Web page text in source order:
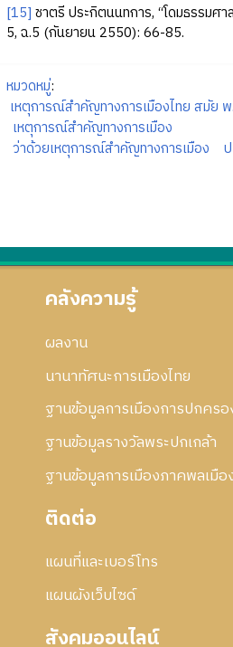
[15] ชาตรี ประกิตนนทการ, “โดมธรรมศา
5, ฉ.5 (กันยายน 2550): 66-85.
หมวดหมู่:
เหตุการณ์สำคัญทางการเมืองไทย สมัย
เหตุการณ์สำคัญทางการเมือง
ว่าด้วยเหตุการณ์สำคัญทางการเมือง
คลังความรู้
ผลงาน
นานาทัศนะการเมืองไทย
ฐานข้อมูลการเมืองการปกครอ
ฐานข้อมูลรางวัลพระปกเกล้า
ฐานข้อมูลการเมืองภาคพลเมือ
ติดต่อ
แผนที่และเบอร์โทร
แผนผังเว็บไซด์
สังคมออนไลน์